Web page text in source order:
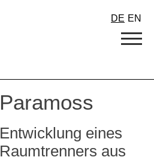
DE EN
Paramoss
Entwicklung eines
Raumtrenners aus